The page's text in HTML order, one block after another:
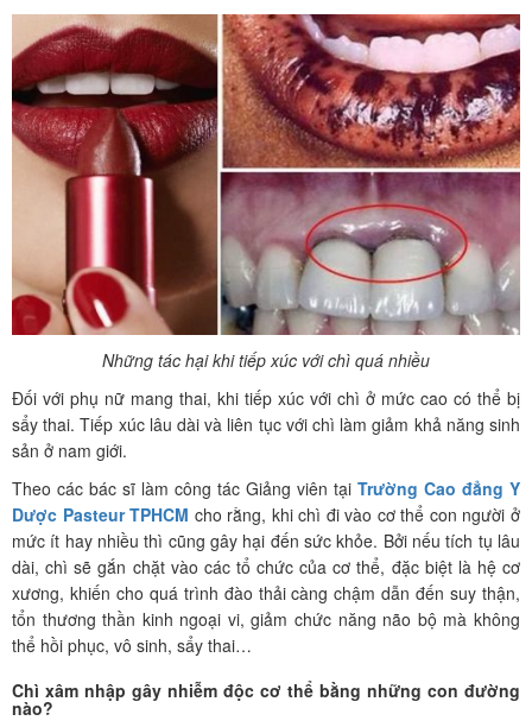
Những tác hại khi tiếp xúc với chì quá nhiều
Đối với phụ nữ mang thai, khi tiếp xúc với chì ở mức cao có thể bị
sẩy thai. Tiếp xúc lâu dài và liên tục với chì làm giảm khả năng sinh
sản ở nam giới.
Theo các bác sĩ làm công tác Giảng viên tại Trường Cao đẳng Y
Dược Pasteur TPHCM cho rằng, khi chì đi vào cơ thể con người ở
mức ít hay nhiều thì cũng gây hại đến sức khỏe. Bởi nếu tích tụ lâu
dài, chì sẽ gắn chặt vào các tổ chức của cơ thể, đặc biệt là hệ cơ
xương, khiến cho quá trình đào thải càng chậm dẫn đến suy thận,
tổn thương thần kinh ngoại vi, giảm chức năng não bộ mà không
thể hồi phục, vô sinh, sẩy thai…
Chì xâm nhập gây nhiễm độc cơ thể bằng những con đường
nào?